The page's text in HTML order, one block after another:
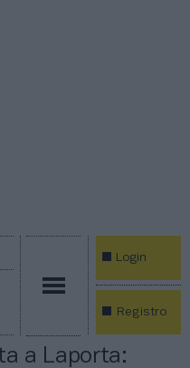
Login
Registro
a Laporta: